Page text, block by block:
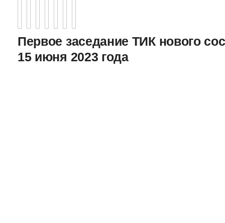
Первое заседание ТИК нового
15 июня 2023 года